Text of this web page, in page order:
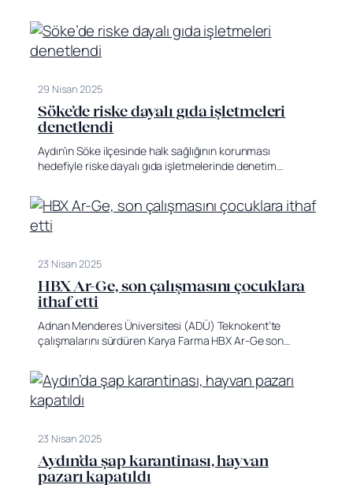
29 Nisan 2025
Söke’de riske dayalı gıda işletmeleri
denetlendi
Aydın’ın Söke ilçesinde halk sağlığının korunması
hedefiyle riske dayalı gıda işletmelerinde denetim…
23 Nisan 2025
HBX Ar-Ge, son çalışmasını çocuklara
ithaf etti
Adnan Menderes Üniversitesi (ADÜ) Teknokent’te
çalışmalarını sürdüren Karya Farma HBX Ar-Ge son…
23 Nisan 2025
Aydın’da şap karantinası, hayvan
pazarı kapatıldı